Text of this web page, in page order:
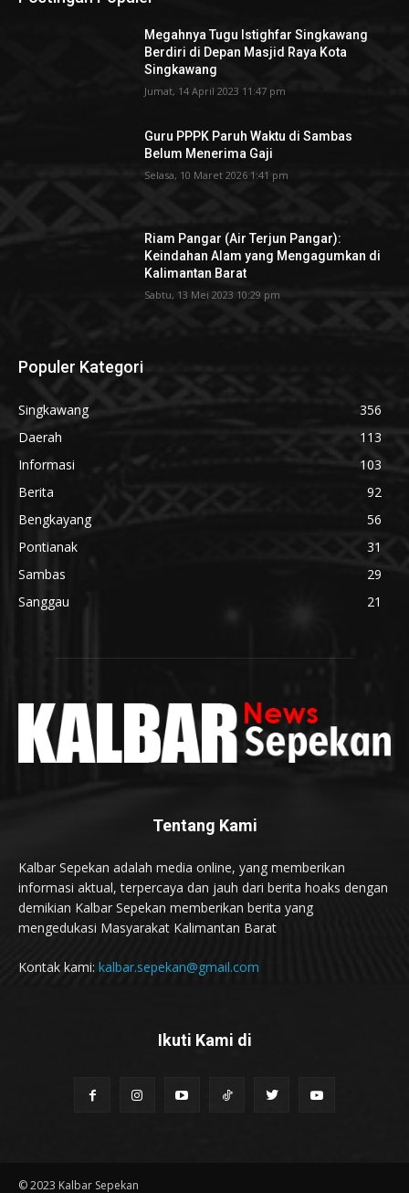
Megahnya Tugu Istighfar Singkawang
Berdiri di Depan Masjid Raya Kota
Singkawang
Jumat, 14 April 2023 11:47 pm
Guru PPPK Paruh Waktu di Sambas
Belum Menerima Gaji
Selasa, 10 Maret 2026 1:41 pm
Riam Pangar (Air Terjun Pangar):
Keindahan Alam yang Mengagumkan di
Kalimantan Barat
Sabtu, 13 Mei 2023 10:29 pm
Populer Kategori
Singkawang
356
Daerah
113
Informasi
103
Berita
92
Bengkayang
56
Pontianak
31
Sambas
29
Sanggau
21
Tentang Kami
Kalbar Sepekan adalah media online, yang memberikan
informasi aktual, terpercaya dan jauh dari berita hoaks dengan
demikian Kalbar Sepekan memberikan berita yang
mengedukasi Masyarakat Kalimantan Barat
Kontak kami: kalbar.sepekan@gmail.com
Ikuti Kami di
© 2023 Kalbar Sepekan